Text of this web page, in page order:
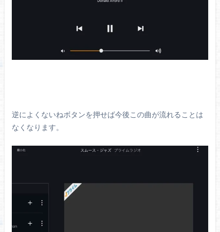
逆によくないねボタンを押せば今後この曲が流れることは
なくなります。